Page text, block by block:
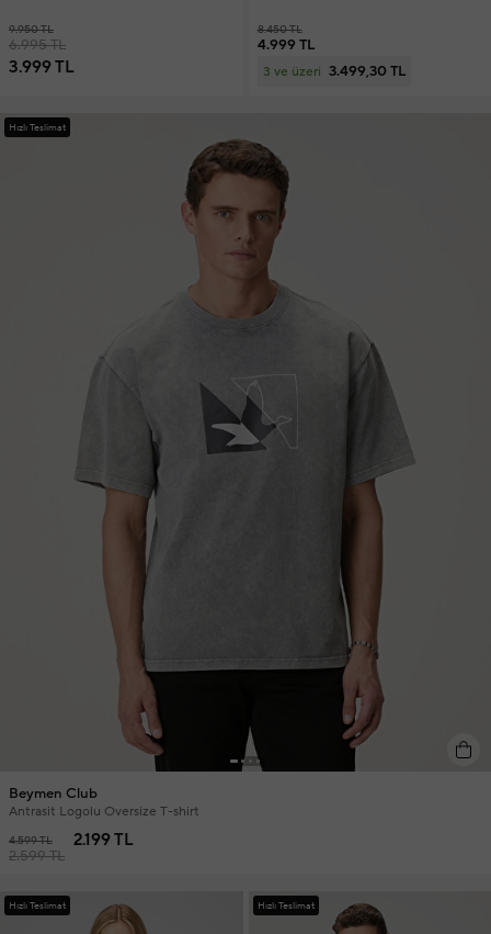
9.950 TL
6.995 TL
3.999 TL
8.450 TL
4.999 TL
3 ve üzeri 3.499,30 TL
Hızlı Teslimat
Beymen Club
Antrasit Logolu Oversize T-shirt
4.599 TL
2.599 TL
2.199 TL
Hızlı Teslimat Hızlı Teslimat